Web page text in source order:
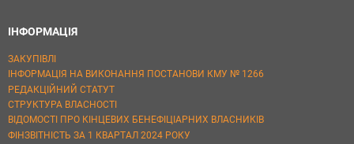
ІНФОРМАЦІЯ
ЗАКУПІВЛІ
ІНФОРМАЦІЯ НА ВИКОНАННЯ ПОСТАНОВИ КМУ № 1266
РЕДАКЦІЙНИЙ СТАТУТ
СТРУКТУРА ВЛАСНОСТІ
ВІДОМОСТІ ПРО КІНЦЕВИХ БЕНЕФІЦІАРНИХ ВЛАСНИКІВ
ФІНЗВІТНІСТЬ ЗА 1 КВАРТАЛ 2024 РОКУ